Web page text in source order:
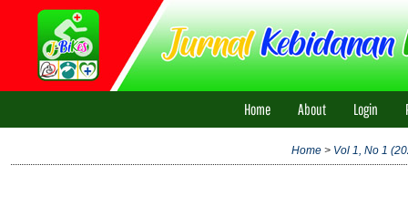
Home About Login
Home > Vol 1, No 1